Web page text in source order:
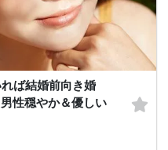
ば結婚前向き婚
穏やか＆優しい